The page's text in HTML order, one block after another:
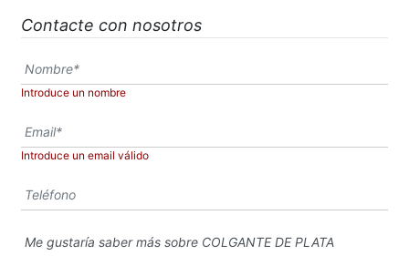
Contacte con nosotros
Introduce un nombre
Introduce un email válido